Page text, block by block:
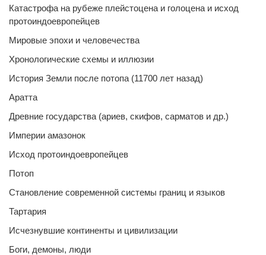
Катастрофа на рубеже плейстоцена и голоцена и исход
протоиндоевропейцев
Мировые эпохи и человечества
Хронологические схемы и иллюзии
История Земли после потопа (11700 лет назад)
Аратта
Древние государства (ариев, скифов, сарматов и др.)
Империи амазонок
Исход протоиндоевропейцев
Потоп
Становление современной системы границ и языков
Тартария
Исчезнувшие континенты и цивилизации
Боги, демоны, люди